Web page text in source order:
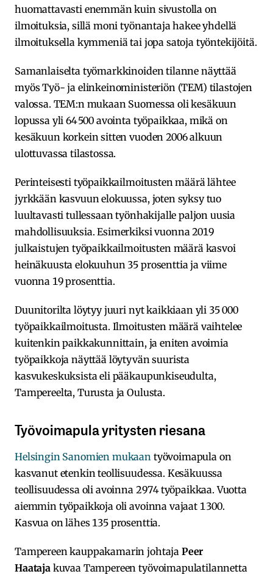
huomattavasti enemmän kuin sivustolla on
ilmoituksia, sillä moni työnantaja hakee yhdellä
ilmoituksella kymmeniä tai jopa satoja työntekijöitä.
Samanlaiselta työmarkkinoiden tilanne näyttää
myös Työ- ja elinkeinoministeriön (TEM) tilastojen
valossa. TEM:n mukaan Suomessa oli kesäkuun
lopussa yli 64 500 avointa työpaikkaa, mikä on
kesäkuun korkein sitten vuoden 2006 alkuun
ulottuvassa tilastossa.
Perinteisesti työpaikkailmoitusten määrä lähtee
jyrkkään kasvuun elokuussa, joten syksy tuo
luultavasti tullessaan työnhakijalle paljon uusia
mahdollisuuksia. Esimerkiksi vuonna 2019
julkaistujen työpaikkailmoitusten määrä kasvoi
heinäkuusta elokuuhun 35 prosenttia ja viime
vuonna 19 prosenttia.
Duunitorilta löytyy juuri nyt kaikkiaan yli 35 000
työpaikkailmoitusta. Ilmoitusten määrä vaihtelee
kuitenkin paikkakunnittain, ja eniten avoimia
työpaikkoja näyttää löytyvän suurista
kasvukeskuksista eli pääkaupunkiseudulta,
Tampereelta, Turusta ja Oulusta.
Työvoimapula yritysten riesana
Helsingin Sanomien mukaan työvoimapula on
kasvanut etenkin teollisuudessa. Kesäkuussa
teollisuudessa oli avoinna 2 974 työpaikkaa. Vuotta
aiemmin työpaikkoja oli avoinna vajaat 1 300.
Kasvua on lähes 135 prosenttia.
Tampereen kauppakamarin johtaja Peer
Haataja kuvaa Tampereen työvoimapulatilannetta